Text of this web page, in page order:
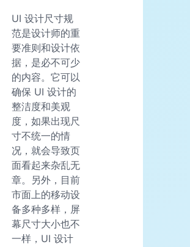
UI 设计尺寸规
范是设计师的重
要准则和设计依
据，是必不可少
的内容。它可以
确保 UI 设计的
整洁度和美观
度，如果出现尺
寸不统一的情
况，就会导致页
面看起来杂乱无
章。另外，目前
市面上的移动设
备多种多样，屏
幕尺寸大小也不
一样，UI 设计